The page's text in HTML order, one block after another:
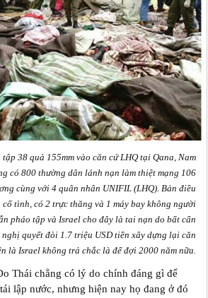
38 quả 155mm vào căn cứ LHQ tại Qana, Nam
có 800 thường dân lánh nạn làm thiệt mạng 106
cùng với 4 quân nhân UNIFIL (LHQ). Bản điều
tình, có 2 trực thăng và 1 máy bay không người
pháo tập và Israel cho đây là tai nạn do bất cẩn
quyết đòi 1.7 triệu USD tiền xây dựng lại căn
là Israel không trả chắc là để đợi 2000 năm nữa.
Thái chẳng có lý do chính đáng gì để
lập nước, nhưng hiện nay họ đang ở đó